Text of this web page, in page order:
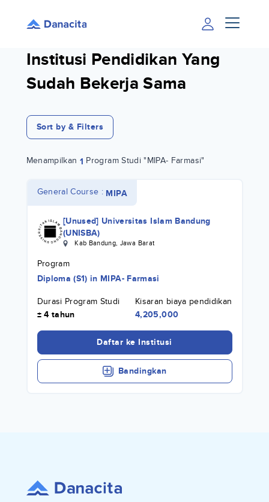
Institusi Pendidikan Yang
Sudah Bekerja Sama
Sort by & Filters
Menampilkan 1 Program Studi "MIPA- Farmasi"
General Course : MIPA
[Unused] Universitas Islam Bandung
(UNISBA)
Kab Bandung, Jawa Barat
Program
Diploma (S1) in MIPA- Farmasi
Durasi Program Studi
± 4 tahun
Kisaran biaya pendidikan
4,205,000
Daftar ke Institusi
Bandingkan